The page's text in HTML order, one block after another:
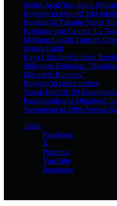
Serdal Adalı’dan ilginç
Beşiktaş’ın play-off’taki
Beşiktaş’ta Yıllardır Süren
Korkmaz’dan Çarpıcı ‘La
Mohamed Salah Transfer
Ortaya Çıktı!
Kaya Çilingiroğlu’ndan
Süleyman Korkmaz:
Mücadele Ruhudur”
Beşiktaş’ın rakibi netleşti
Yunan Derbisi: 90
Panathinaikos’ta
Yunanistan’ın 2004 Avrupa
Takip
Facebook
X
Pinterest
YouTube
Instagram